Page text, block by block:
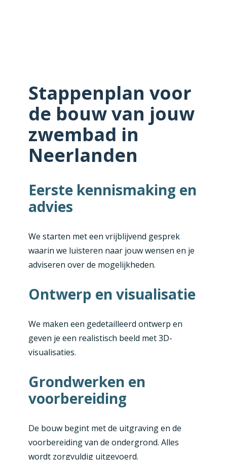
Stappenplan voor
de bouw van jouw
zwembad in
Neerlanden
Eerste kennismaking en
advies
We starten met een vrijblijvend gesprek
waarin we luisteren naar jouw wensen en je
adviseren over de mogelijkheden.
Ontwerp en visualisatie
We maken een gedetailleerd ontwerp en
geven je een realistisch beeld met 3D-
visualisaties.
Grondwerken en
voorbereiding
De bouw begint met de uitgraving en de
voorbereiding van de ondergrond. Alles
wordt zorgvuldig uitgevoerd.